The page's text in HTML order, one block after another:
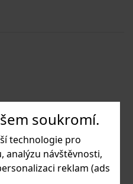
soukromí.
technologie pro
analýzu návštěvnosti,
reklam (ads